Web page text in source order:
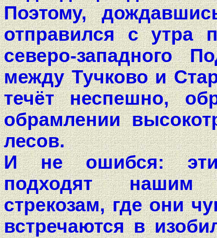
Поэтому,
отправился с утра
северо-западного
между Тучково и
течёт неспешно,
обрамлении
лесов.
И не ошибся: эти
подходят нашим
стрекозам, где они
встречаются в